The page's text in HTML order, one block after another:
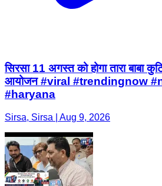
सिरसा 11 अगस्त को होगा तारा बाबा
आयोजन #viral #trendingnow
#haryana
Sirsa, Sirsa | Aug 9, 2026